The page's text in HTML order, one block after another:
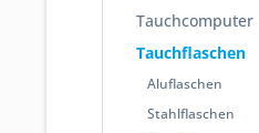
Tauchcomputer
Tauchflaschen
Aluflaschen
Stahlflaschen